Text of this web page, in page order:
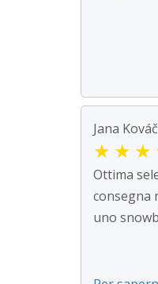
Jana
★ ★ ★
Ottima
consegna
uno